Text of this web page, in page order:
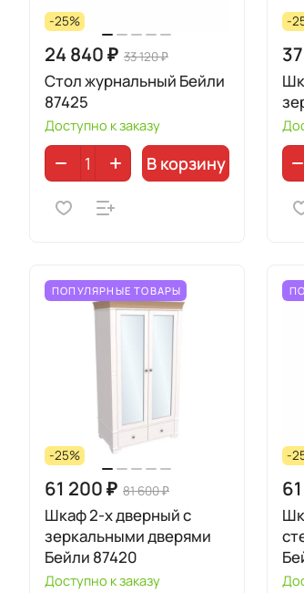
-25%
24 840 ₽ 33 120 ₽
Стол журнальный Бейли
87425
Доступно к заказу
В корзину
-
ПОПУЛЯРНЫЕ ТОВАРЫ
-25%
61 200 ₽ 81 600 ₽
Шкаф 2-х дверный с
зеркальными дверями
Бейли 87420
Доступно к заказу
-